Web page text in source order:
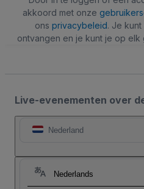
akkoord met onze
ons privacybeleid. Je
ontvangen en je kunt je op elk
Live-evenementen over
Nederland
Nederlands